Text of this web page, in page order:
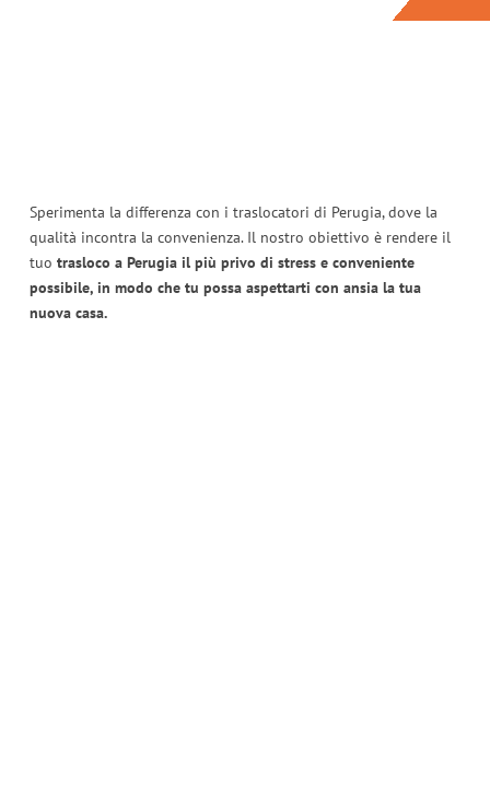
Sperimenta la differenza con i traslocatori di Perugia, dove la
qualità incontra la convenienza. Il nostro obiettivo è rendere il
tuo trasloco a Perugia il più privo di stress e conveniente
possibile, in modo che tu possa aspettarti con ansia la tua
nuova casa.